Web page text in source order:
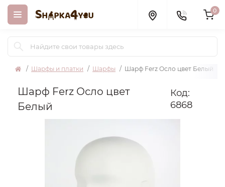
0
Шарфы и платки Шарфы Шарф Ferz Осло цвет Белый
Шарф Ferz Осло цвет
Белый
Код:
6868